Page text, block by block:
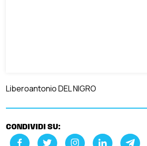
Liberoantonio DEL NIGRO
CONDIVIDI SU: